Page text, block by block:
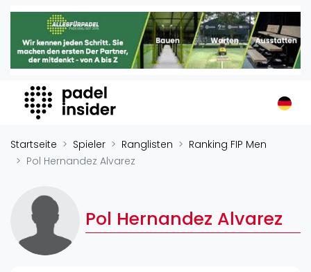
Padel Insider
Home
Organisationen
Buchungssysteme
Padel-Shops
Padel-Marken
Verschiedenes
Veranstaltungen
Turniere
Startseite Spieler Ranglisten
Ranking FIP Men
Pol Hernandez Alvarez
Pol Hernandez Alvarez